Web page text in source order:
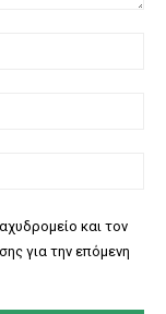
και τον
για την επόμενη